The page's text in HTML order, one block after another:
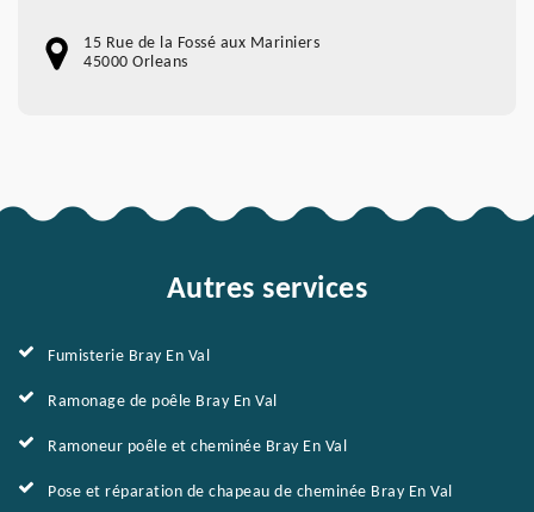
15 Rue de la Fossé aux Mariniers
45000 Orleans
Autres services
Fumisterie Bray En Val
Ramonage de poêle Bray En Val
Ramoneur poêle et cheminée Bray En Val
Pose et réparation de chapeau de cheminée Bray En Val